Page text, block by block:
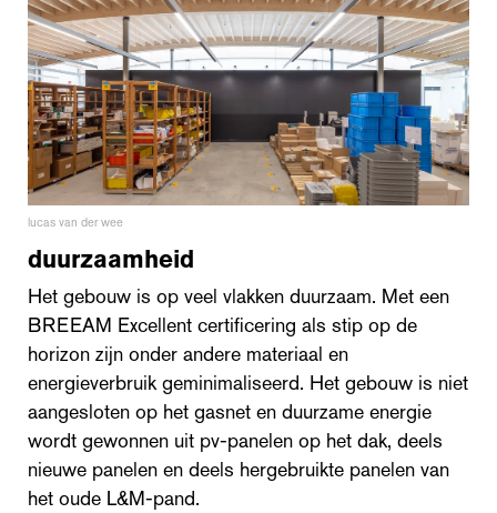
lucas van der wee
duurzaamheid
Het gebouw is op veel vlakken duurzaam. Met een
BREEAM Excellent certificering als stip op de
horizon zijn onder andere materiaal en
energieverbruik geminimaliseerd. Het gebouw is niet
aangesloten op het gasnet en duurzame energie
wordt gewonnen uit pv-panelen op het dak, deels
nieuwe panelen en deels hergebruikte panelen van
het oude L&M-pand.